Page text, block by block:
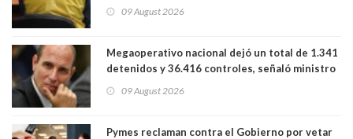
09 August 2026
Megaoperativo nacional dejó un total de 1.341
detenidos y 36.416 controles, señaló ministro
09 August 2026
Pymes reclaman contra el Gobierno por vetar